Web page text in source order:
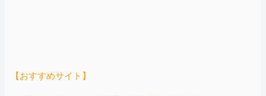
【おすすめサイト】